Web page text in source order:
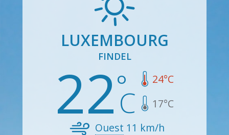
LUXEMBOURG
FINDEL
22 24°C
17°C
Ouest 11 km/h